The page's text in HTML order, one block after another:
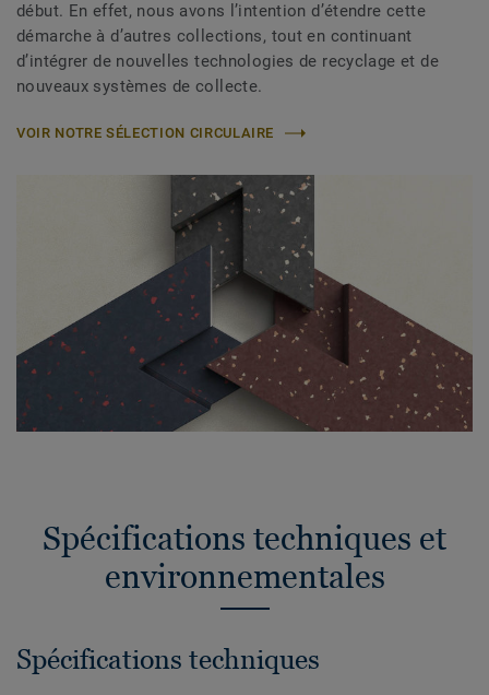
début. En effet, nous avons l’intention d’étendre cette
démarche à d’autres collections, tout en continuant
d’intégrer de nouvelles technologies de recyclage et de
nouveaux systèmes de collecte.
VOIR NOTRE SÉLECTION CIRCULAIRE
Spécifications techniques et
environnementales
Spécifications techniques